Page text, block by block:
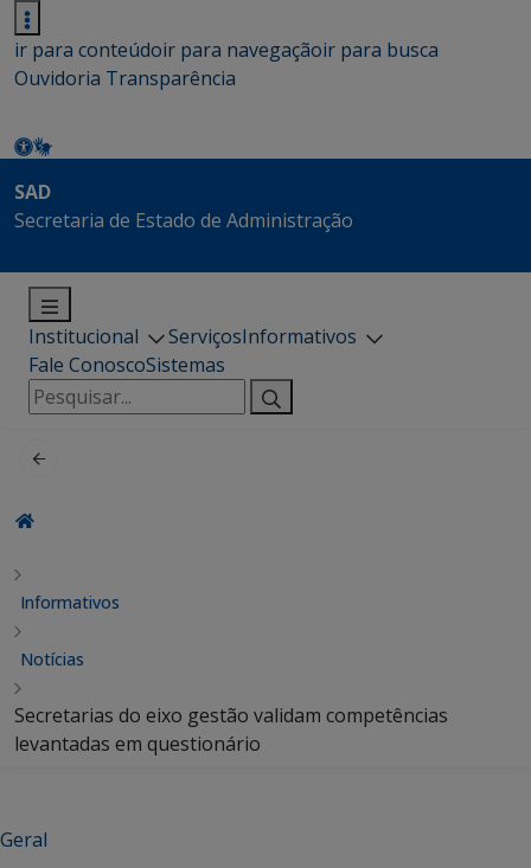
ir para conteúdoir para navegaçãoir para busca
Ouvidoria Transparência
SAD
Secretaria de Estado de Administração
Institucional ServiçosInformativos
Fale ConoscoSistemas
Pesquisar
por:
Informativos
Notícias
Secretarias do eixo gestão validam competências
levantadas em questionário
Geral